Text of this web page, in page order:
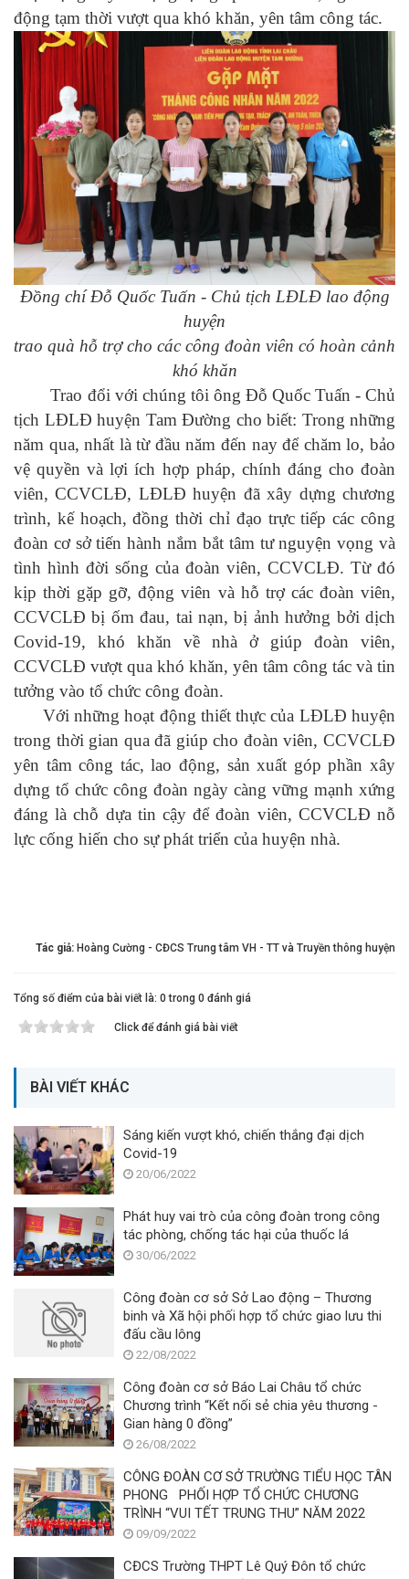
động tạm thời vượt qua khó khăn, yên tâm công tác.
Đồng chí Đỗ Quốc Tuấn - Chủ tịch LĐLĐ lao động
huyện
trao quà hỗ trợ cho các công đoàn viên có hoàn cảnh
khó khăn
Trao đổi với chúng tôi ông Đỗ Quốc Tuấn - Chủ
tịch LĐLĐ huyện Tam Đường cho biết: Trong những
năm qua, nhất là từ đầu năm đến nay để chăm lo, bảo
vệ quyền và lợi ích hợp pháp, chính đáng cho đoàn
viên, CCVCLĐ, LĐLĐ huyện đã xây dựng chương
trình, kế hoạch, đồng thời chỉ đạo trực tiếp các công
đoàn cơ sở tiến hành nắm bắt tâm tư nguyện vọng và
tình hình đời sống của đoàn viên, CCVCLĐ. Từ đó
kịp thời gặp gỡ, động viên và hỗ trợ các đoàn viên,
CCVCLĐ bị ốm đau, tai nạn, bị ảnh hưởng bởi dịch
Covid-19, khó khăn về nhà ở giúp đoàn viên,
CCVCLĐ vượt qua khó khăn, yên tâm công tác và tin
tưởng vào tổ chức công đoàn.
Với những hoạt động thiết thực của LĐLĐ huyện
trong thời gian qua đã giúp cho đoàn viên, CCVCLĐ
yên tâm công tác, lao động, sản xuất góp phần xây
dựng tổ chức công đoàn ngày càng vững mạnh xứng
đáng là chỗ dựa tin cậy để đoàn viên, CCVCLĐ nỗ
lực cống hiến cho sự phát triển của huyện nhà.
Tác giả: Hoàng Cường - CĐCS Trung tâm VH - TT và Truyền thông huyện
Tổng số điểm của bài viết là: 0 trong 0 đánh giá
Click để đánh giá bài viết
BÀI VIẾT KHÁC
Sáng kiến vượt khó, chiến thắng đại dịch
Covid-19
20/06/2022
Phát huy vai trò của công đoàn trong công
tác phòng, chống tác hại của thuốc lá
30/06/2022
Công đoàn cơ sở Sở Lao động – Thương
binh và Xã hội phối hợp tổ chức giao lưu thi
đấu cầu lông
22/08/2022
Công đoàn cơ sở Báo Lai Châu tổ chức
Chương trình “Kết nối sẻ chia yêu thương -
Gian hàng 0 đồng”
26/08/2022
CÔNG ĐOÀN CƠ SỞ TRƯỜNG TIỂU HỌC TÂN
PHONG PHỐI HỢP TỔ CHỨC CHƯƠNG
TRÌNH “VUI TẾT TRUNG THU” NĂM 2022
09/09/2022
CĐCS Trường THPT Lê Quý Đôn tổ chức